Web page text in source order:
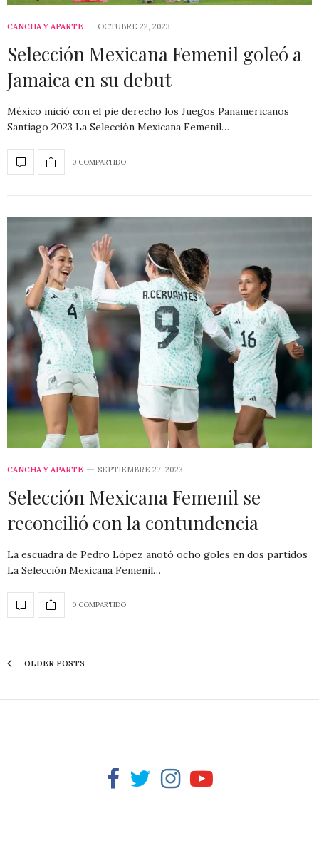
CANCHA Y APARTE OCTUBRE 22, 2023
Selección Mexicana Femenil goleó a
Jamaica en su debut
México inició con el pie derecho los Juegos Panamericanos
Santiago 2023 La Selección Mexicana Femenil…
0 COMPARTIDO
CANCHA Y APARTE SEPTIEMBRE 27, 2023
Selección Mexicana Femenil se
reconcilió con la contundencia
La escuadra de Pedro López anotó ocho goles en dos partidos
La Selección Mexicana Femenil…
0 COMPARTIDO
OLDER POSTS